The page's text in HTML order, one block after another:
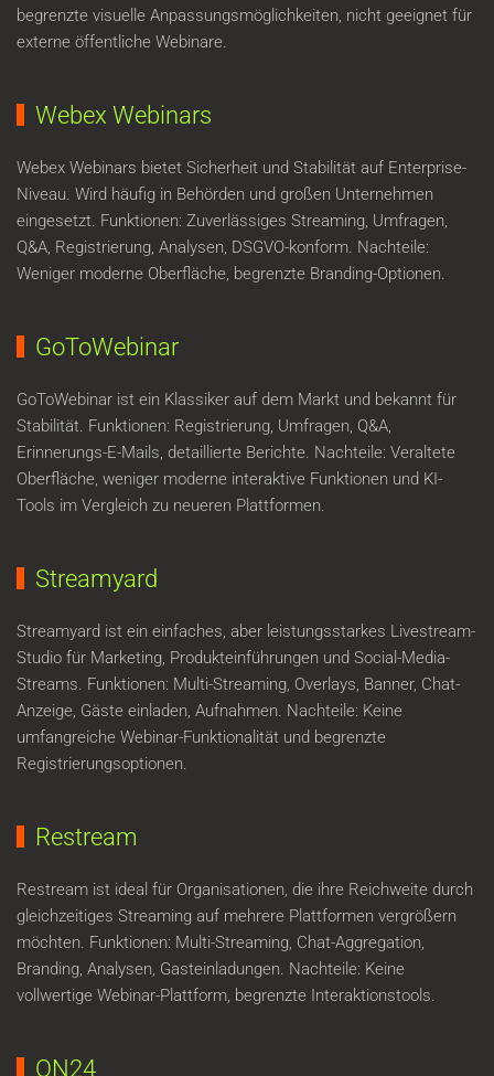
begrenzte visuelle Anpassungsmöglichkeiten, nicht geeignet für
externe öffentliche Webinare.
Webex Webinars
Webex Webinars bietet Sicherheit und Stabilität auf Enterprise-
Niveau. Wird häufig in Behörden und großen Unternehmen
eingesetzt. Funktionen: Zuverlässiges Streaming, Umfragen,
Q&A, Registrierung, Analysen, DSGVO-konform. Nachteile:
Weniger moderne Oberfläche, begrenzte Branding-Optionen.
GoToWebinar
GoToWebinar ist ein Klassiker auf dem Markt und bekannt für
Stabilität. Funktionen: Registrierung, Umfragen, Q&A,
Erinnerungs-E-Mails, detaillierte Berichte. Nachteile: Veraltete
Oberfläche, weniger moderne interaktive Funktionen und KI-
Tools im Vergleich zu neueren Plattformen.
Streamyard
Streamyard ist ein einfaches, aber leistungsstarkes Livestream-
Studio für Marketing, Produkteinführungen und Social-Media-
Streams. Funktionen: Multi-Streaming, Overlays, Banner, Chat-
Anzeige, Gäste einladen, Aufnahmen. Nachteile: Keine
umfangreiche Webinar-Funktionalität und begrenzte
Registrierungsoptionen.
Restream
Restream ist ideal für Organisationen, die ihre Reichweite durch
gleichzeitiges Streaming auf mehrere Plattformen vergrößern
möchten. Funktionen: Multi-Streaming, Chat-Aggregation,
Branding, Analysen, Gasteinladungen. Nachteile: Keine
vollwertige Webinar-Plattform, begrenzte Interaktionstools.
ON24